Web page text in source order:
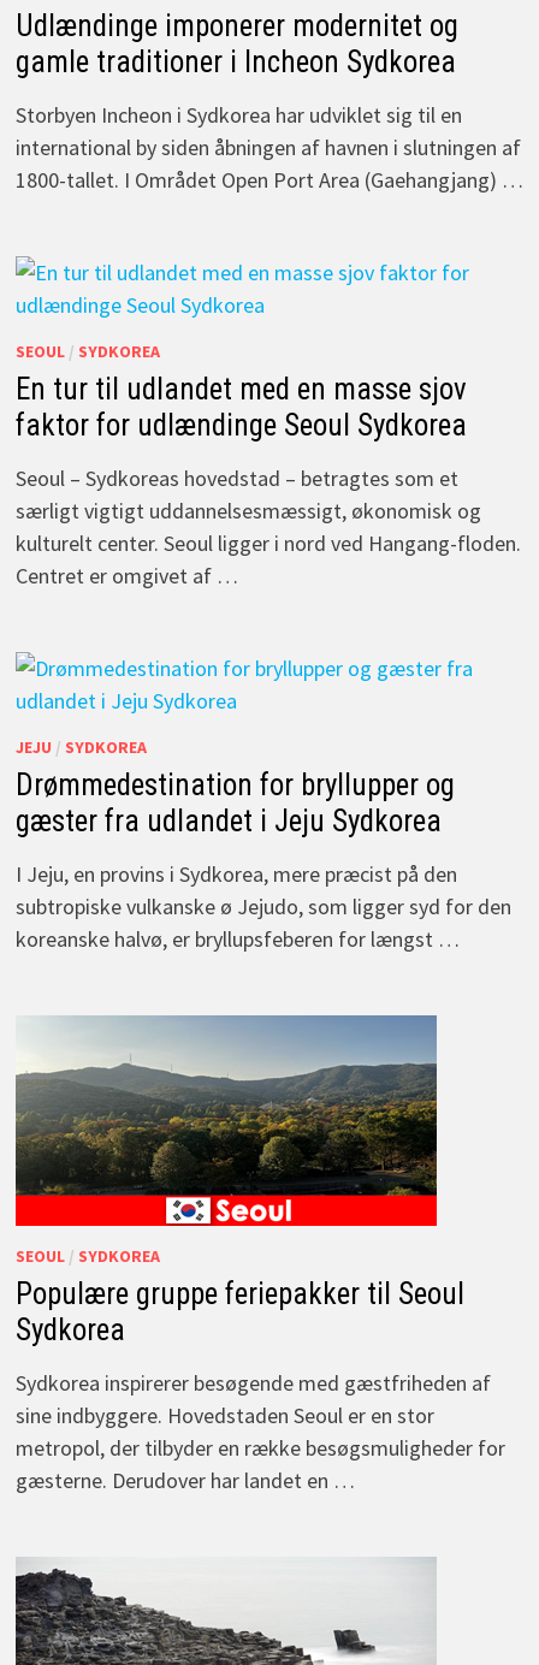
Udlændinge imponerer modernitet og
gamle traditioner i Incheon Sydkorea
Storbyen Incheon i Sydkorea har udviklet sig til en
international by siden åbningen af havnen i slutningen af
1800-tallet. I Området Open Port Area (Gaehangjang) …
SEOUL/ SYDKOREA
En tur til udlandet med en masse sjov
faktor for udlændinge Seoul Sydkorea
Seoul – Sydkoreas hovedstad – betragtes som et
særligt vigtigt uddannelsesmæssigt, økonomisk og
kulturelt center. Seoul ligger i nord ved Hangang-floden.
Centret er omgivet af …
JEJU / SYDKOREA
Drømmedestination for bryllupper og
gæster fra udlandet i Jeju Sydkorea
I Jeju, en provins i Sydkorea, mere præcist på den
subtropiske vulkanske ø Jejudo, som ligger syd for den
koreanske halvø, er bryllupsfeberen for længst …
SEOUL/ SYDKOREA
Populære gruppe feriepakker til Seoul
Sydkorea
Sydkorea inspirerer besøgende med gæstfriheden af
sine indbyggere. Hovedstaden Seoul er en stor
metropol, der tilbyder en række besøgsmuligheder for
gæsterne. Derudover har landet en …